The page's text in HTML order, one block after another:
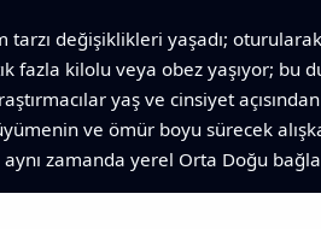
tarzı değişiklikleri yaşadı;
fazla kilolu veya obez yaşıyor; bu
yaş ve cinsiyet
ve ömür boyu sürecek
zamanda yerel Orta Doğu